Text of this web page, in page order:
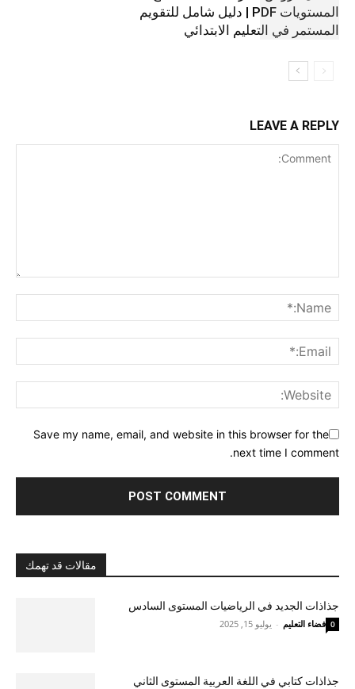
المستويات PDF | دليل شامل للتقويم
المستمر في التعليم الابتدائي
LEAVE A REPLY
Save my name, email, and website in this browser for the
next time I comment.
مقالات قد تهمك
جذاذات الجديد في الرياضيات المستوى السادس
فضاء التعليم - يوليو 15, 2025 0
جذاذات كتابي في اللغة العربية المستوى الثاني